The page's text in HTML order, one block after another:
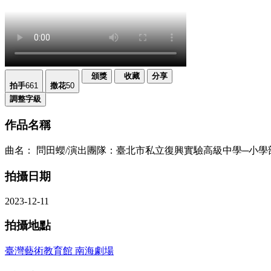
拍手661 撒花50
頒獎 收藏 分享
調整字級
作品名稱
曲名： 問田蠳/演出團隊：臺北市私立復興實驗高級中學─小學
拍攝日期
2023-12-11
拍攝地點
臺灣藝術教育館 南海劇場